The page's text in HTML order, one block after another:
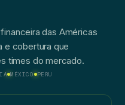
das Américas
e cobertura que
times do mercado.
MÉXICO PERU